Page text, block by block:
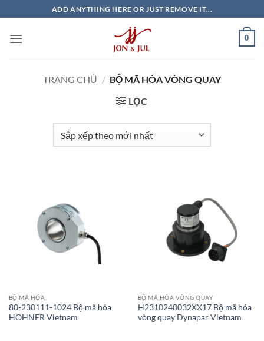
qua
nội
ADD ANYTHING HERE OR JUST REMOVE IT...
0
TRANG CHỦ / BỘ MÃ HÓA VÒNG QUAY
LỌC
BỘ MÃ HÓA
80-230111-1024 Bộ mã hóa
HOHNER Vietnam
BỘ MÃ HÓA VÒNG QUAY
H2310240032XX17 Bộ mã hóa
vòng quay Dynapar Vietnam